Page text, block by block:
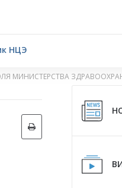
НЦЭ
МИНИСТЕРСТВА